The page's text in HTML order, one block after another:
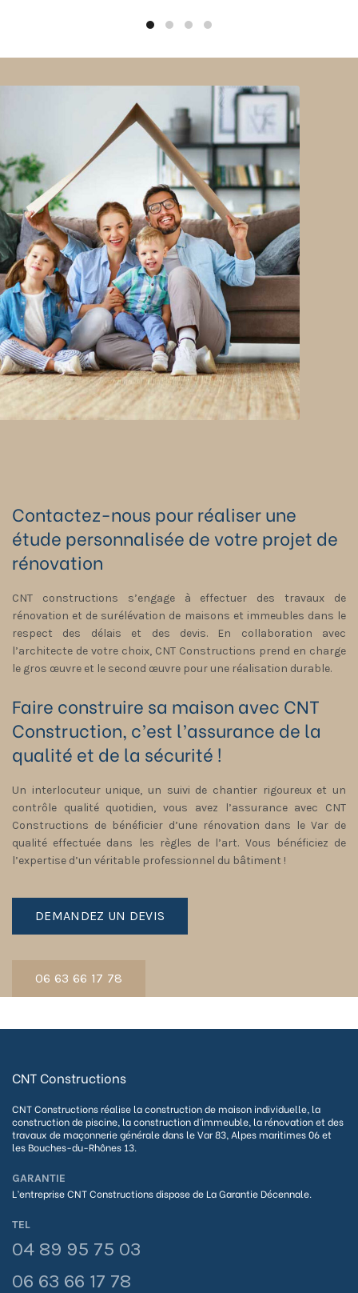
Contactez-nous pour réaliser une
étude personnalisée de votre projet de
rénovation
CNT constructions s’engage à effectuer des travaux de
rénovation et de surélévation de maisons et immeubles dans le
respect des délais et des devis. En collaboration avec
l’architecte de votre choix, CNT Constructions prend en charge
le gros œuvre et le second œuvre pour une réalisation durable.
Faire construire sa maison avec CNT
Construction, c’est l’assurance de la
qualité et de la sécurité !
Un interlocuteur unique, un suivi de chantier rigoureux et un
contrôle qualité quotidien, vous avez l’assurance avec CNT
Constructions de bénéficier d’une rénovation dans le Var de
qualité effectuée dans les règles de l’art. Vous bénéficiez de
l’expertise d’un véritable professionnel du bâtiment !
DEMANDEZ UN DEVIS
06 63 66 17 78
CNT Constructions
CNT Constructions réalise la construction de maison individuelle, la
construction de piscine, la construction d’immeuble, la rénovation et des
travaux de maçonnerie générale dans le Var 83, Alpes maritimes 06 et
les Bouches-du-Rhônes 13.
GARANTIE
L’entreprise CNT Constructions dispose de La Garantie Décennale.
TEL
04 89 95 75 03
06 63 66 17 78